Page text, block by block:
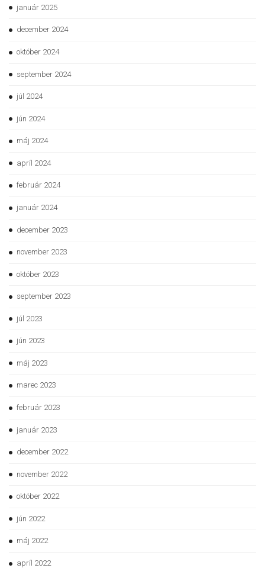
január 2025
december 2024
október 2024
september 2024
júl 2024
jún 2024
máj 2024
apríl 2024
február 2024
január 2024
december 2023
november 2023
október 2023
september 2023
júl 2023
jún 2023
máj 2023
marec 2023
február 2023
január 2023
december 2022
november 2022
október 2022
jún 2022
máj 2022
apríl 2022